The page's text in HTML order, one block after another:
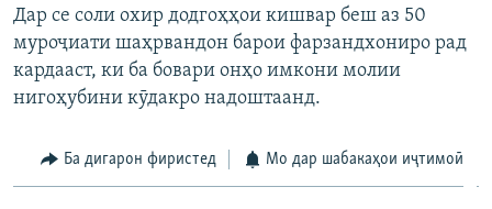
Дар се соли охир додгоҳҳои кишвар беш аз 50
муроҷиати шаҳрвандон барои фарзандхониро рад
кардааст, ки ба бовари онҳо имкони молии
нигоҳубини кӯдакро надоштаанд.
Ба дигарон фиристед Мо дар шабакаҳои иҷтимоӣ